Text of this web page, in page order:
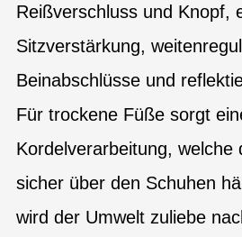
Reißverschluss und Knopf,
Sitzverstärkung,
Beinabschlüsse und
Für trockene Füße sorgt
Kordelverarbeitung, welche
sicher über den Schuhen
wird der Umwelt zuliebe